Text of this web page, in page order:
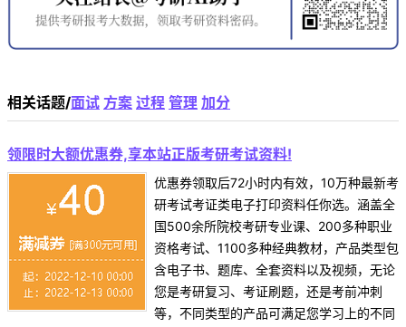
相关话题/面试 方案 过程 管理 加分
领限时大额优惠券,享本站正版考研考试资料!
优惠券领取后72小时内有效，10万种最新考
研考试考证类电子打印资料任你选。涵盖全
国500余所院校考研专业课、200多种职业
资格考试、1100多种经典教材，产品类型包
含电子书、题库、全套资料以及视频，无论
您是考研复习、考证刷题，还是考前冲刺
等，不同类型的产品可满足您学习上的不同